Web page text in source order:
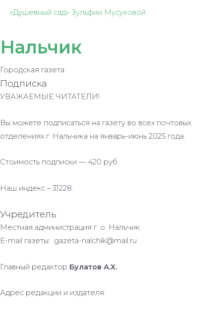
«Душевный сад» Зульфии Мусуковой
Нальчик
Городская газета
Подписка
УВАЖАЕМЫЕ ЧИТАТЕЛИ!
Вы можете подписаться на газету во всех почтовых
отделениях г. Нальчика на январь-июнь 2025 года.
Стоимость подписки — 420 руб.
Наш индекс – 31228.
Учредитель
Местная администрация г. о. Нальчик.
E-mail газеты: gazeta-nalchik@mail.ru
Главный редактор Булатов А.Х.
Адрес редакции и издателя: